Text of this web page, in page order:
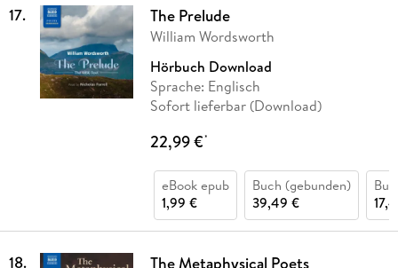
17. The Prelude
William Wordsworth
Hörbuch Download
Sprache: Englisch
Sofort lieferbar (Download)
22,99 €*
eBook epub
1,99 €
Buch (gebunden)
39,49 €
18. The Metaphysical Poets